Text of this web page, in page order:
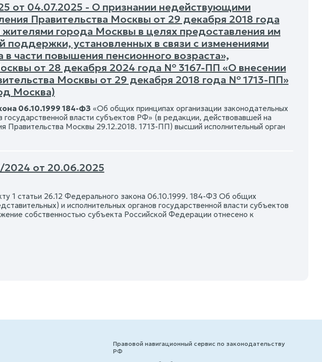
от 04.07.2025 - О признании недействующими
Правительства Москвы от 29 декабря 2018 года
города Москвы в целях предоставления им
установленных в связи с изменениями
части повышения пенсионного возраста»,
от 28 декабря 2024 года № 3167-ПП «О внесении
Москвы от 29 декабря 2018 года № 1713-ПП»
Москва)
06.10.1999 184-ФЗ «Об общих принципах организации законодательных
государственной власти субъектов РФ» (в редакции, действовавшей на
Правительства Москвы 29.12.2018. 1713-ПП) высший исполнительный орган
от 20.06.2025
1 статьи 26.12 Федерального закона 06.10.1999. 184-ФЗ Об общих
и исполнительных органов государственной власти субъектов
собственностью субъекта Российской Федерации отнесено к
Правовой навигационный сервис по законодательству
РФ